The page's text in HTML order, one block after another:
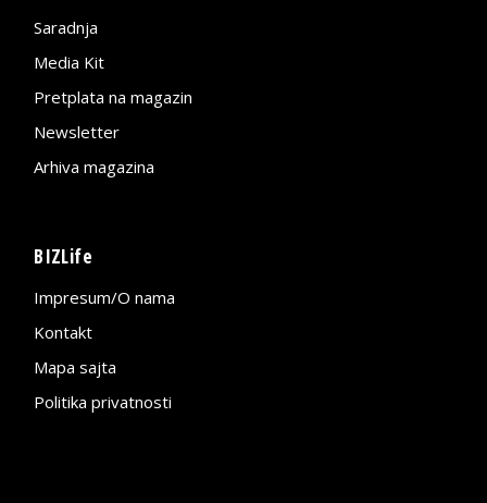
Saradnja
Media Kit
Pretplata na magazin
Newsletter
Arhiva magazina
BIZLife
Impresum/O nama
Kontakt
Mapa sajta
Politika privatnosti